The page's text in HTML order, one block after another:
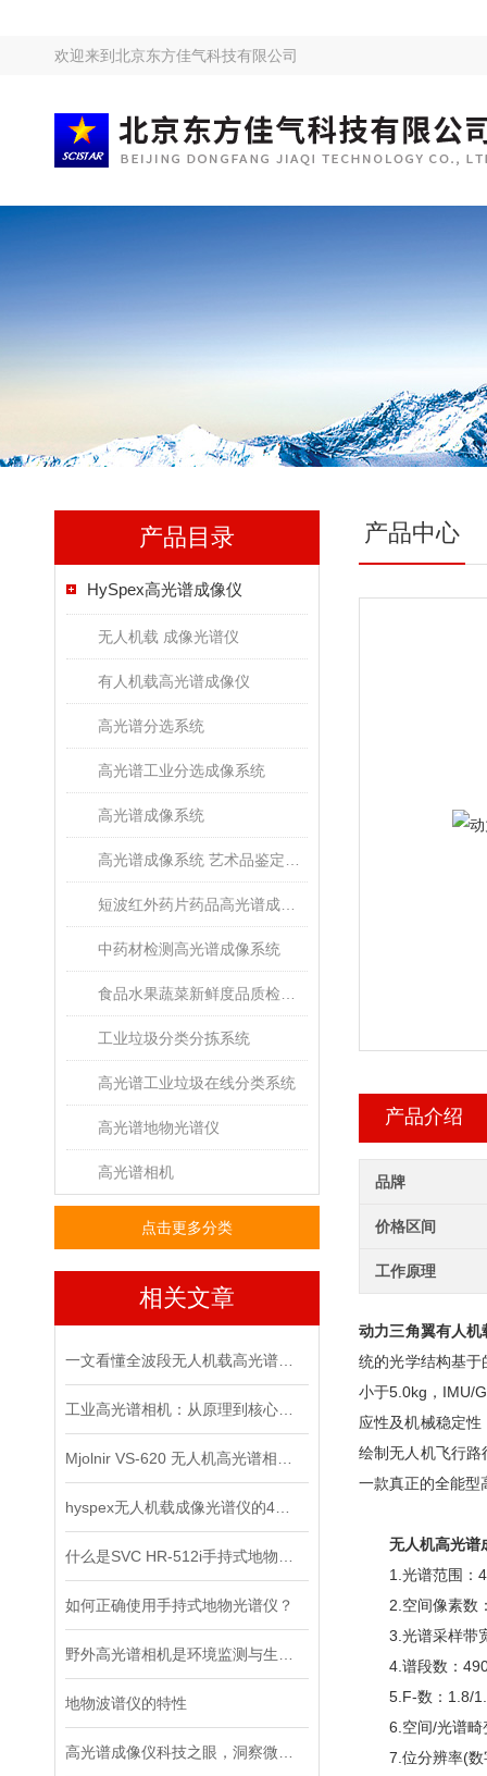
欢迎来到 北京东方佳气科技有限公司
产品目录
HySpex高光谱成像仪
无人机载 成像光谱仪
有人机载高光谱成像仪
高光谱分选系统
高光谱工业分选成像系统
高光谱成像系统
中药材检测高光谱成像系统
工业垃圾分类分拣系统
高光谱工业垃圾在线分类系统
高光谱地物光谱仪
高光谱相机
点击更多分类
相关文章
如何正确使用手持式地物光谱仪？
地物波谱仪的特性
产品中心
产品介绍
品牌
价格区间
工作原理
动力三角翼有人
统的光学结构基
小于5.0kg，IMU/
应性及机械稳定
绘制无人机飞行
一款真正的全能型
无人机高光谱
1.光谱范围：
2.空间像素数
3.光谱采样带
4.谱段数：
5.F-数：1.8/
6.空间/光谱畸
7.位分辨率(数